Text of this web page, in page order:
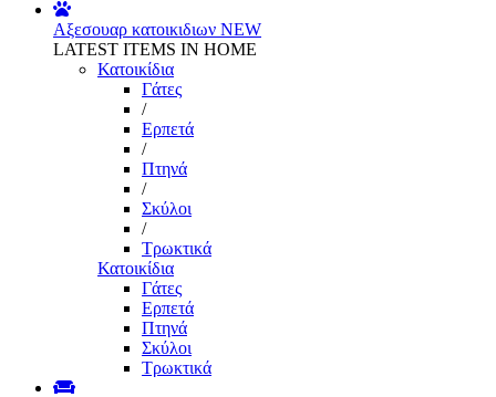
Αξεσουαρ κατοικιδιων NEW
LATEST ITEMS IN HOME
Κατοικίδια
Γάτες
/
Ερπετά
/
Πτηνά
/
Σκύλοι
/
Τρωκτικά
Κατοικίδια
Γάτες
Ερπετά
Πτηνά
Σκύλοι
Τρωκτικά